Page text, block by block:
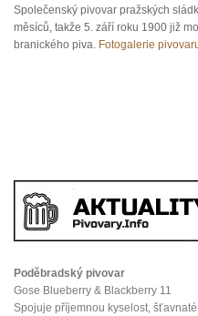
Společenský pivovar pražských
měsíců, takže 5. září roku 1900 již
branického piva. Fotogalerie
Poděbradský pivovar
Gose Blueberry & Blackberry 11
Spojuje příjemnou kyselost,